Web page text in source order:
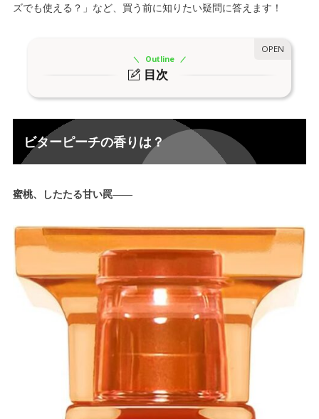
ズでも使える？」など、買う前に知りたい疑問に答えます！
目次
Outline
1.
1-1.トップノート “熟しきった桃の誘惑”
1-2.ミドルノート “洋酒に浸る陶酔感”
2.ビターピーチに似ている香水は？
2-1.
Jo Malone LONDON【ネクタリン ブロッサム＆ハニ
2-2.VERSACE【エロス フレイム】
セルヨッフ【ラ キャピタル】
キリアン【ブラック ファントム】
ビターピーチの口コミは？
ビターピーチの香りは？
蜜桃、したたる甘い罠――